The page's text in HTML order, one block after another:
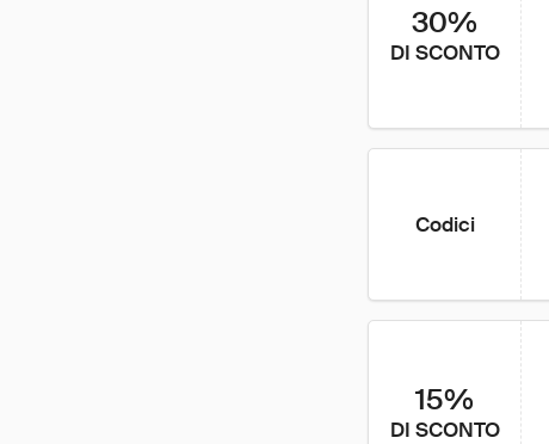
30%
DI SCONTO
Codici
15%
DI SCONTO